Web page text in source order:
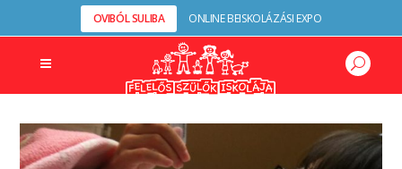
OVIBÓL SULIBA ONLINE BEISKOLÁZÁSI EXPO